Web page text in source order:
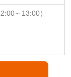
～13:00）